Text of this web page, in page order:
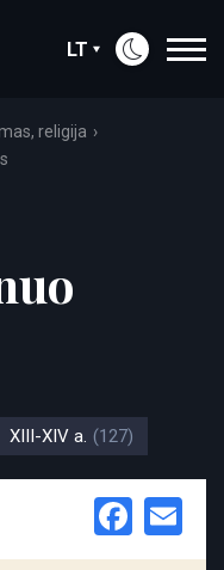
LT
religija
XIII-XIV a. (127)